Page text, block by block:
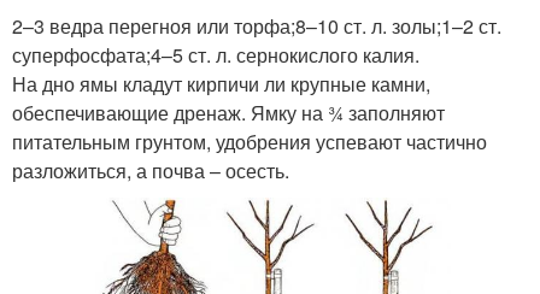
2–3 ведра перегноя или торфа;8–10 ст. л. золы;1–2 ст.
суперфосфата;4–5 ст. л. сернокислого калия.
На дно ямы кладут кирпичи ли крупные камни,
обеспечивающие дренаж. Ямку на ¾ заполняют
питательным грунтом, удобрения успевают частично
разложиться, а почва – осесть.